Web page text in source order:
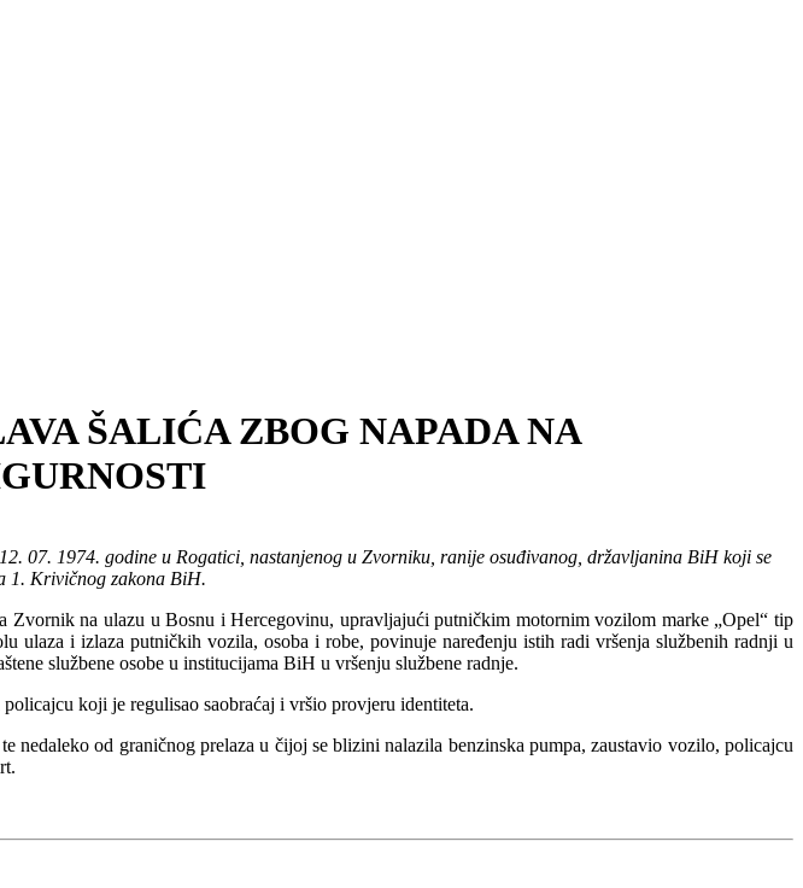
ŠALIĆA ZBOG NAPADA NA
07. 1974. godine u Rogatici, nastanjenog u Zvorniku, ranije osuđivanog, državljanina BiH koji se
1. Krivičnog zakona BiH.
Zvornik na ulazu u Bosnu i Hercegovinu, upravljajući putničkim motornim vozilom marke „Opel“ tip
ulaza i izlaza putničkih vozila, osoba i robe, povinuje naređenju istih radi vršenja službenih radnji u
službene osobe u institucijama BiH u vršenju službene radnje.
koji je regulisao saobraćaj i vršio provjeru identiteta.
nedaleko od graničnog prelaza u čijoj se blizini nalazila benzinska pumpa, zaustavio vozilo, policajcu